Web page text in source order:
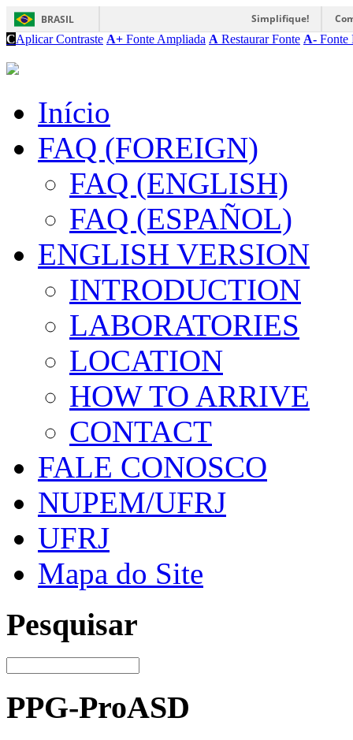
BRASIL Simplifique!
CAplicar Contraste A+ Fonte Ampliada A Restaurar Fonte A- Fonte
Início
FAQ (FOREIGN)
FAQ (ENGLISH)
FAQ (ESPAÑOL)
ENGLISH VERSION
INTRODUCTION
LABORATORIES
LOCATION
HOW TO ARRIVE
CONTACT
FALE CONOSCO
NUPEM/UFRJ
UFRJ
Mapa do Site
Pesquisar
PPG-ProASD